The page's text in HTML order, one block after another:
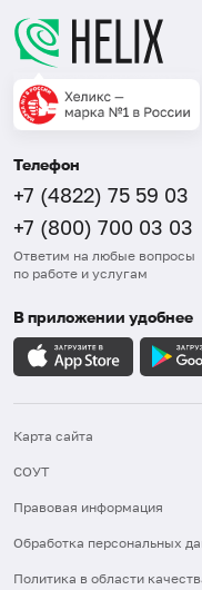
Телефон
+7 (4822) 75 59 03
+7 (800) 700 03 03
Ответим на любые вопросы
по работе и услугам
В приложении удобнее
Карта сайта
СОУТ
Правовая информация
Обработка персональных
Политика в области